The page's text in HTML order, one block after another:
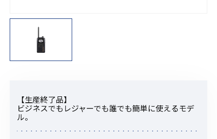
【生産終了品】
ビジネスでもレジャーでも誰でも簡単に使えるモデ
ル。